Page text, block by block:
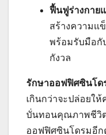
ฟื้นฟูร่างกาย
สร้างความแ
พร้อมรับมือกั
กังวล
รักษาออฟฟิศซินโด
เกินกว่าจะปล่อยให้
บั่นทอนคุณภาพชีวิต
ออฟฟิศซินโดรมอีก